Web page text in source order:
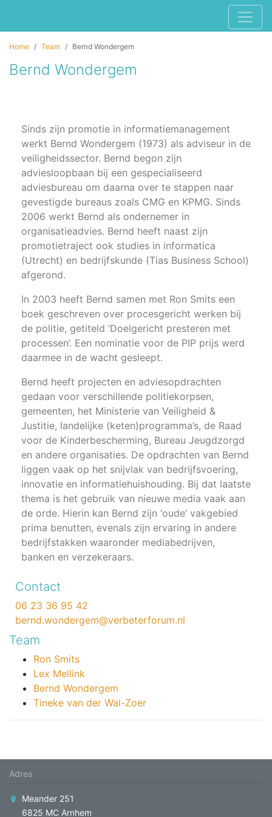
Home Team Bernd Wondergem
Bernd Wondergem
Sinds zijn promotie in informatiemanagement
werkt Bernd Wondergem (1973) als adviseur in de
veiligheidssector. Bernd begon zijn
adviesloopbaan bij een gespecialiseerd
adviesbureau om daarna over te stappen naar
gevestigde bureaus zoals CMG en KPMG. Sinds
2006 werkt Bernd als ondernemer in
organisatieadvies. Bernd heeft naast zijn
promotietraject ook studies in informatica
(Utrecht) en bedrijfskunde (Tias Business School)
afgerond.
In 2003 heeft Bernd samen met Ron Smits een
boek geschreven over procesgericht werken bij
de politie, getiteld ’Doelgericht presteren met
processen’. Een nominatie voor de PIP prijs werd
daarmee in de wacht gesleept.
Bernd heeft projecten en adviesopdrachten
gedaan voor verschillende politiekorpsen,
gemeenten, het Ministerie van Veiligheid &
Justitie, landelijke (keten)programma’s, de Raad
voor de Kinderbescherming, Bureau Jeugdzorgd
en andere organisaties. De opdrachten van Bernd
liggen vaak op het snijvlak van bedrijfsvoering,
innovatie en informatiehuishouding. Bij dat laatste
thema is het gebruik van nieuwe media vaak aan
de orde. Hierin kan Bernd zijn ‘oude’ vakgebied
prima benutten, evenals zijn ervaring in andere
bedrijfstakken waaronder mediabedrijven,
banken en verzekeraars.
Contact
06 23 36 95 42
bernd.wondergem@verbeterforum.nl
Team
Ron Smits
Lex Mellink
Bernd Wondergem
Tineke van der Wal-Zoer
Adres
Meander 251
6825 MC Arnhem